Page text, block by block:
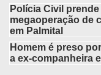
Polícia Civil
megaoperação de
em Palmital
Homem é preso
a ex-companheira